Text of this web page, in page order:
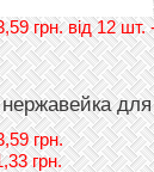
грн. вiд 12 шт.
грн.
грн.